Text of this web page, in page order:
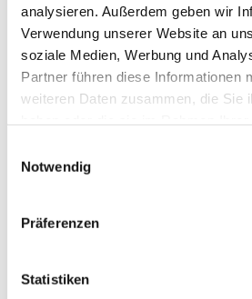
analysieren. Außerdem geben wir
Verwendung unserer Website an
soziale Medien, Werbung und
Partner führen diese Informationen
weiteren Daten zusammen, die Sie
Notwendig
Präferenzen
Statistiken
Dies könnte